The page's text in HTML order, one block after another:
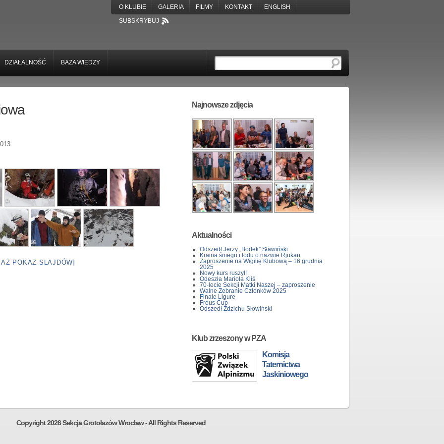
O KLUBIE GALERIA FILMY KONTAKT
ENGLISH
SUBSKRYBUJ
DZIAŁALNOŚĆ BAZA WIEDZY
POKAZ SLAJDÓW]
Najnowsze zdjęcia
Aktualności
Odszedł Jerzy „Bodek” Sławiński
Kraina śniegu i lodu o nazwie Rjukan
Zaproszenie na Wigilię Klubową – 16 grudnia
2025
Nowy kurs ruszył!
Odeszła Mariola Kliś
70-lecie Sekcji Matki Naszej – zaproszenie
Walne Zebranie Członków 2025
Finale Ligure
Freus Cup
Odszedł Zdzichu Słowiński
Klub zrzeszony w PZA
Komisja
Taternictwa
Jaskiniowego
Copyright 2026 Sekcja Grotołazów Wrocław - All Rights Reserved